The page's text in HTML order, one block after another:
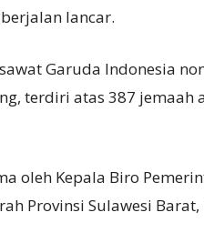
lancar.
Garuda Indonesia
terdiri atas 387 jemaah
oleh Kepala Biro
Provinsi Sulawesi